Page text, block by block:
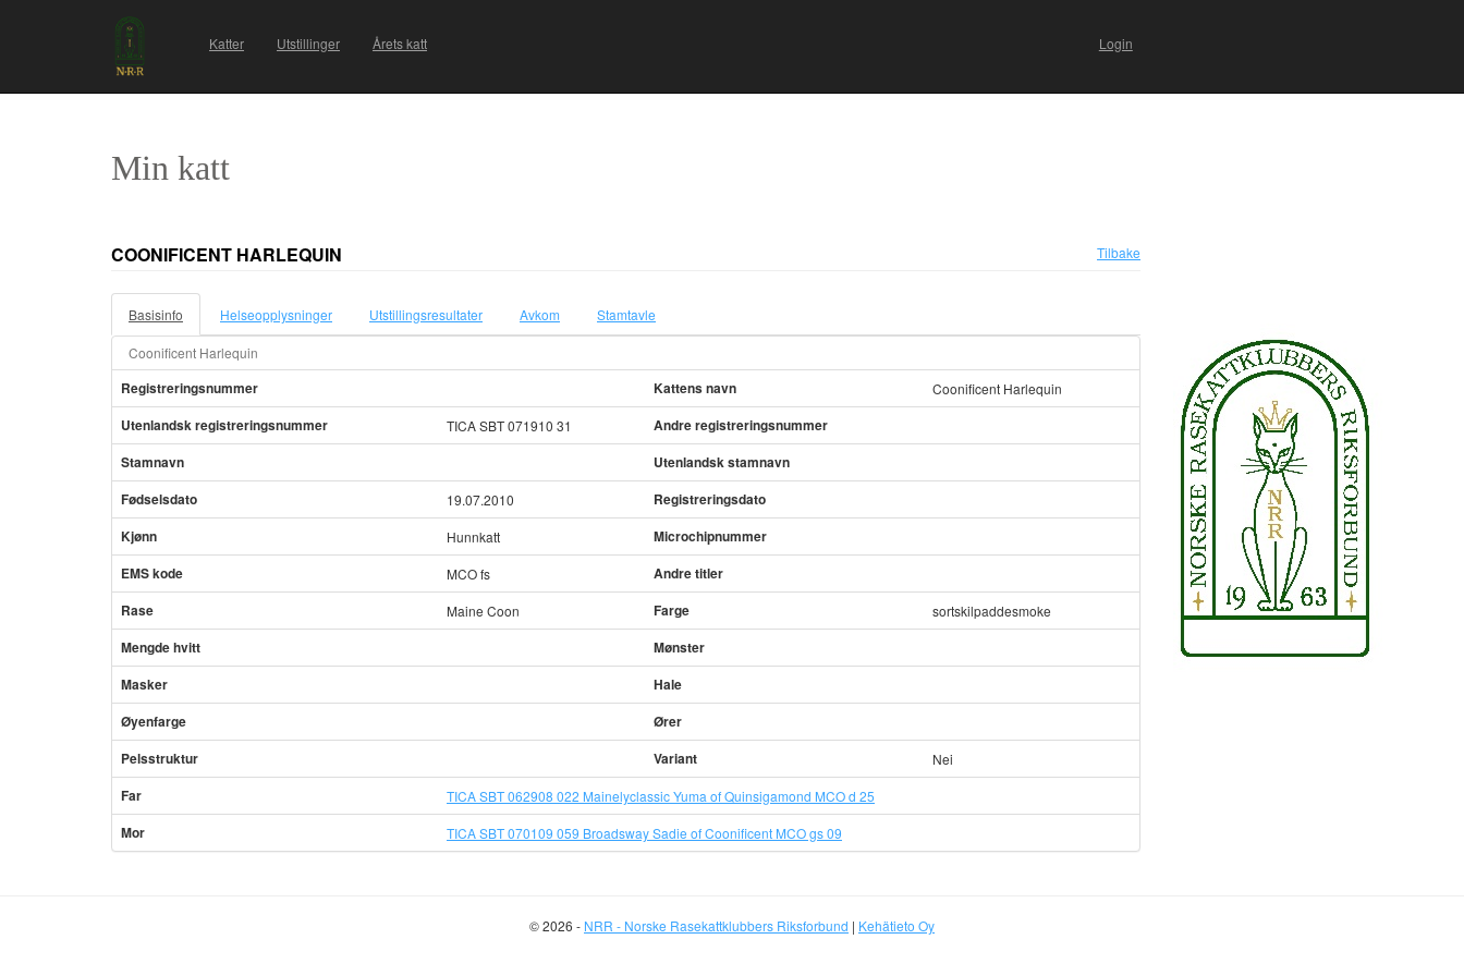
Katter Utstillinger Årets katt Login
Min katt
COONIFICENT HARLEQUIN Tilbake
Basisinfo Helseopplysninger Utstillingsresultater Avkom Stamtavle
Coonificent Harlequin
Registreringsnummer Kattens navn Coonificent Harlequin
Utenlandsk registreringsnummer TICA SBT 071910 31
Andre registreringsnummer
Stamnavn
Utenlandsk stamnavn
Fødselsdato
19.07.2010
Registreringsdato
Kjønn
Hunnkatt
Microchipnummer
EMS kode
MCO fs
Andre titler
Rase
Maine Coon Farge sortskilpaddesmoke
Mengde hvitt
Mønster
Masker
Hale
Øyenfarge
Ører
Pelsstruktur
Variant Nei
Far TICA SBT 062908 022 Mainelyclassic Yuma of Quinsigamond MCO d 25
Mor TICA SBT 070109 059 Broadsway Sadie of Coonificent MCO gs 09
© 2026 - NRR - Norske Rasekattklubbers Riksforbund | Kehätieto Oy